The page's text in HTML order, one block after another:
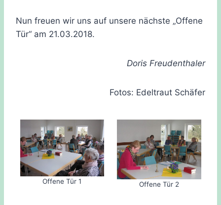
Nun freuen wir uns auf unsere nächste „Offene
Tür“ am 21.03.2018.
Doris Freudenthaler
Fotos: Edeltraut Schäfer
Offene Tür 1 Offene Tür 2